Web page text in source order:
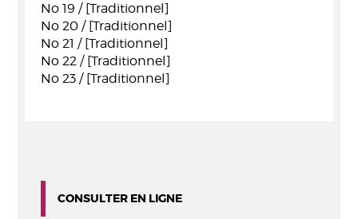
No 19 / [Traditionnel]
No 20 / [Traditionnel]
No 21 / [Traditionnel]
No 22 / [Traditionnel]
No 23 / [Traditionnel]
CONSULTER EN LIGNE